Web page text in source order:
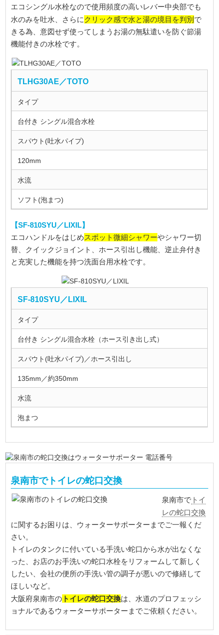
エコシングル水栓なので使用頻度の高いレバー中央部でも
水のみを吐水、さらにクリック感で水と湯の境目を判別 で
きる為、意図せず使ってしまうお湯の無駄遣いを防ぐ節湯
機能付きの水栓です。
TLHG30AE／TOTO
タイプ
台付き シングル混合水栓
スパウト(吐水パイプ)
120mm
水流
ソフト(泡まつ)
【SF-810SYU／LIXIL】
エコハンドルをはじめスポット微細シャワーやシャワー切
替、クイックジョイント、ホース引出し機能、逆止弁付き
と充実した機能を持つ洗面台用水栓です。
SF-810SYU／LIXIL
タイプ
台付き シングル混合水栓（ホース引き出し式）
スパウト(吐水パイプ)／ホース引出し
135mm／約350mm
水流
泡まつ
泉南市でトイレの蛇口交換
泉南市で トイ
レの蛇口交換
に関するお困りは、ウォーターサポーターまでご一報くだ
さい。
トイレのタンクに付いている手洗い蛇口から水が出なくな
った、お店のお手洗いの蛇口水栓をリフォームして新しく
したい、会社の便所の手洗い管の調子が悪いので修繕して
ほしいなど。
大阪府泉南市の トイレの蛇口交換は、水道のプロフェッシ
ョナルであるウォーターサポーターまでご依頼ください。